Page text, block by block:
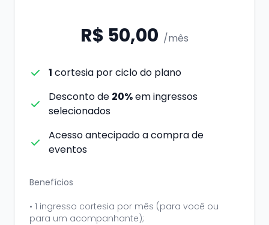
R$ 50,00 /mês
1 cortesia por ciclo do plano
Desconto de 20%em ingressos
selecionados
Acesso antecipado a compra de
eventos
Benefícios
•⁠ ⁠1 ingresso cortesia por mês (para você ou
para um acompanhante);